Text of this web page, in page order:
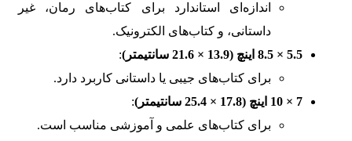
اندازه‌ای استاندارد برای کتاب‌های رمان، غیر
داستانی، و کتاب‌های الکترونیک.
5.5 × 8.5 اینچ (13.9 × 21.6 سانتیمتر)
:
برای کتاب‌های جیبی یا داستانی کاربرد دارد.
7 × 10 اینچ (17.8 × 25.4 سانتیمتر)
:
برای کتاب‌های علمی و آموزشی مناسب است.